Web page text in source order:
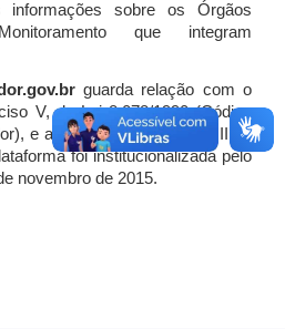
sobre os Órgãos
que integram
guarda relação com o
V, da Lei 8.078/1990 (Código
e artigo 7º, incisos I, II e III do
foi institucionalizada pelo
novembro de 2015.